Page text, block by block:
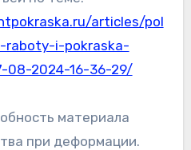
articles/pol
raboty-i-pokraska-
08-2024-16-36-29/
материала
при деформации.